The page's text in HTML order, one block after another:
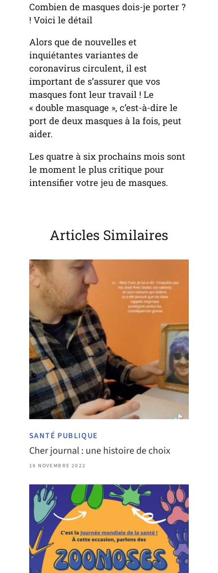
Combien de masques dois-je porter ?
! Voici le détail
Alors que de nouvelles et
inquiétantes variantes de
coronavirus circulent, il est
important de s’assurer que vos
masques font leur travail ! Le
« double masquage », c’est-à-dire le
port de deux masques à la fois, peut
aider.
Les quatre à six prochains mois sont
le moment le plus critique pour
intensifier votre jeu de masques.
Articles Similaires
SANTÉ PUBLIQUE
Cher journal : une histoire de choix
18 NOVEMBRE 2022